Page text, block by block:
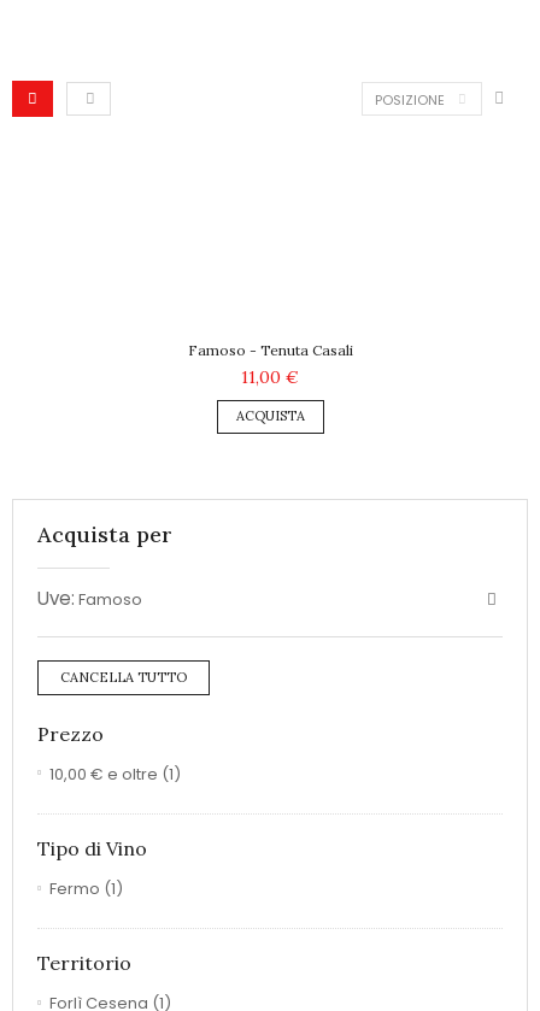
POSIZIONE
Famoso - Tenuta Casali
11,00 €
ACQUISTA
Acquista per
Uve: Famoso
CANCELLA TUTTO
Prezzo
10,00 € e oltre (1)
Tipo di Vino
Fermo (1)
Territorio
Forlì Cesena (1)